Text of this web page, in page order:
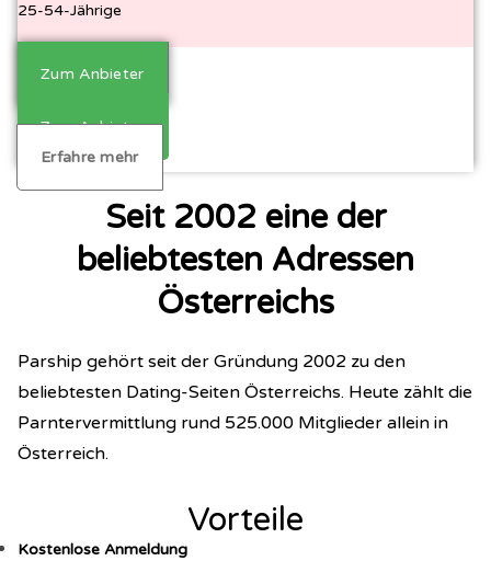
25-54-Jährige
Zum Anbieter
Zum Anbieter
Erfahre mehr
Seit 2002 eine der
beliebtesten Adressen
Österreichs
Parship gehört seit der Gründung 2002 zu den
beliebtesten Dating-Seiten Österreichs. Heute zählt die
Parntervermittlung rund 525.000 Mitglieder allein in
Österreich.
Vorteile
Kostenlose Anmeldung